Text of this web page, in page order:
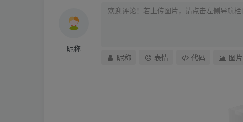
“去，传军棍来！§
“大帅！云儿一路奔波，再加责打恐怕有伤身体啊！§
昵称
昵称 表情 代码 图片